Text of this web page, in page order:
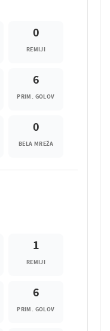
0
REMIJI
6
PRIM. GOLOV
0
BELA MREŽA
1
REMIJI
6
PRIM. GOLOV